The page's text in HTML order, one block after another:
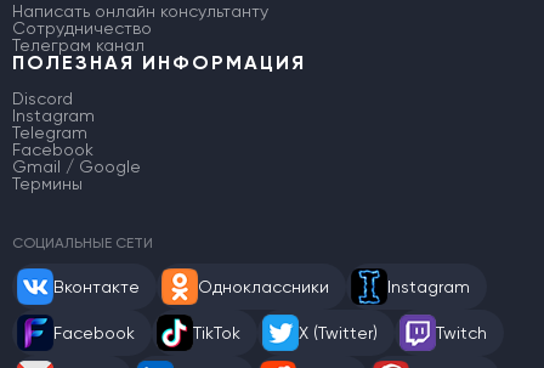
Написать онлайн консультанту
Сотрудничество
Телеграм канал
ПОЛЕЗНАЯ ИНФОРМАЦИЯ
Discord
Instagram
Telegram
Facebook
Gmail / Google
Термины
СОЦИАЛЬНЫЕ СЕТИ
Вконтакте Одноклассники Instagram
Facebook TikTok X (Twitter) Twitch